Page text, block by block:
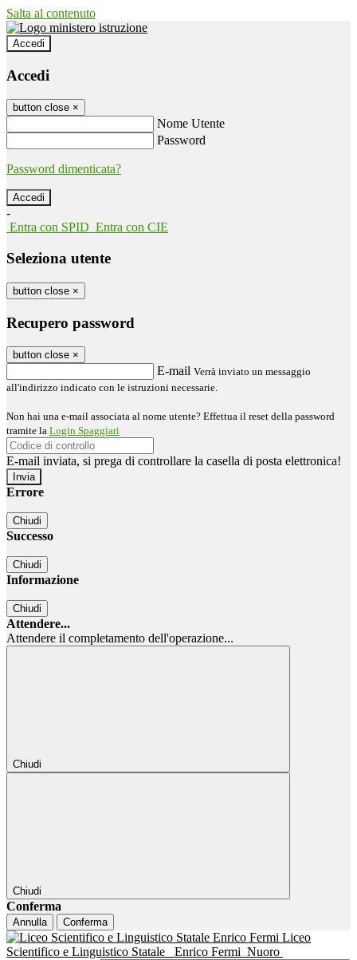
Salta al contenuto
Accedi
Accedi
button close ×
Nome Utente
Password
Password dimenticata?
-
Entra con SPID Entra con CIE
Seleziona utente
button close ×
Recupero password
button close ×
E-mail Verrà inviato un messaggio
all'indirizzo indicato con le istruzioni necessarie.
Non hai una e-mail associata al nome utente? Effettua il reset della password
tramite la Login Spaggiari
E-mail inviata, si prega di controllare la casella di posta elettronica!
Errore
Chiudi
Successo
Chiudi
Informazione
Chiudi
Attendere...
Attendere il completamento dell'operazione...
Chiudi
Chiudi
Conferma
Annulla Conferma
Liceo
Scientifico e Linguistico Statale
Enrico Fermi Nuoro